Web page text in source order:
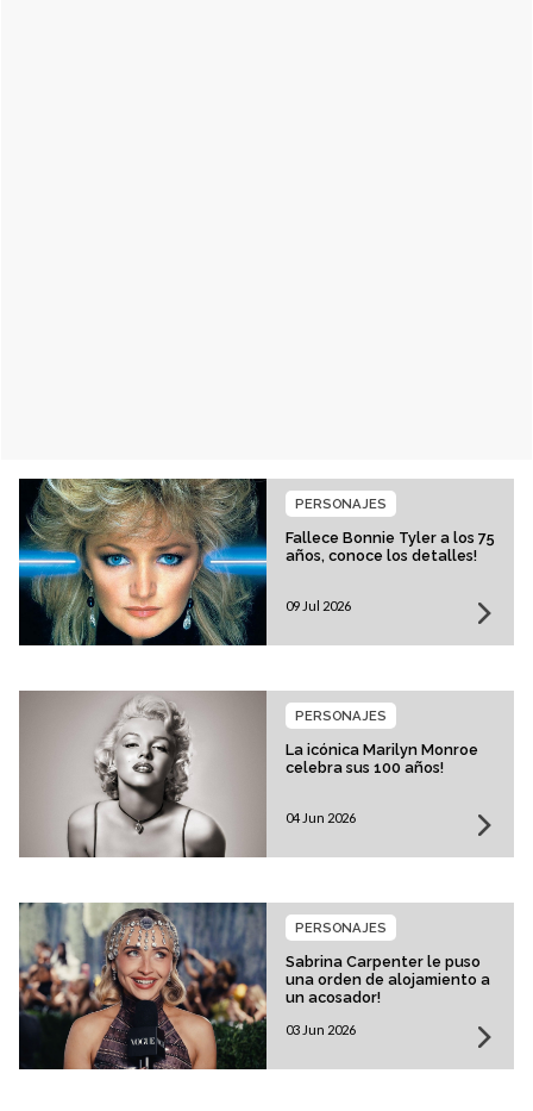
Fallece Bonnie Tyler a los 75
años, conoce los detalles!
PERSONAJES
09 Jul 2026
La icónica Marilyn Monroe
celebra sus 100 años!
PERSONAJES
04 Jun 2026
Sabrina Carpenter le puso
una orden de alojamiento a
un acosador!
PERSONAJES
03 Jun 2026